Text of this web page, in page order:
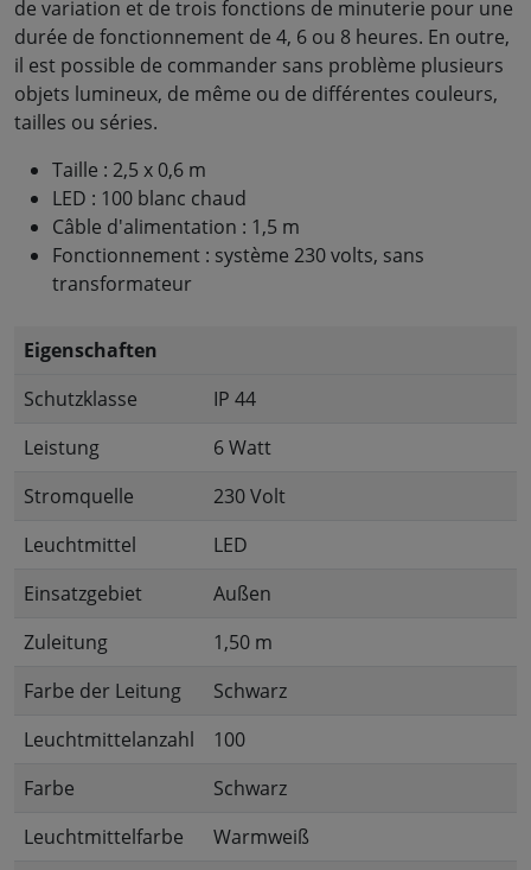
de variation et de trois fonctions de minuterie pour une
durée de fonctionnement de 4, 6 ou 8 heures. En outre,
il est possible de commander sans problème plusieurs
objets lumineux, de même ou de différentes couleurs,
tailles ou séries.
Taille : 2,5 x 0,6 m
LED : 100 blanc chaud
Câble d'alimentation : 1,5 m
Fonctionnement : système 230 volts, sans
transformateur
Eigenschaften
Schutzklasse
IP 44
Leistung
6 Watt
Stromquelle
230 Volt
Leuchtmittel
LED
Einsatzgebiet
Außen
Zuleitung
1,50 m
Farbe der Leitung
Schwarz
Leuchtmittelanzahl
100
Farbe
Schwarz
Leuchtmittelfarbe
Warmweiß